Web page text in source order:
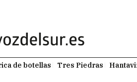
de botellas Tres Piedras